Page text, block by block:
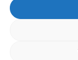
+33 3 27 67 54 59